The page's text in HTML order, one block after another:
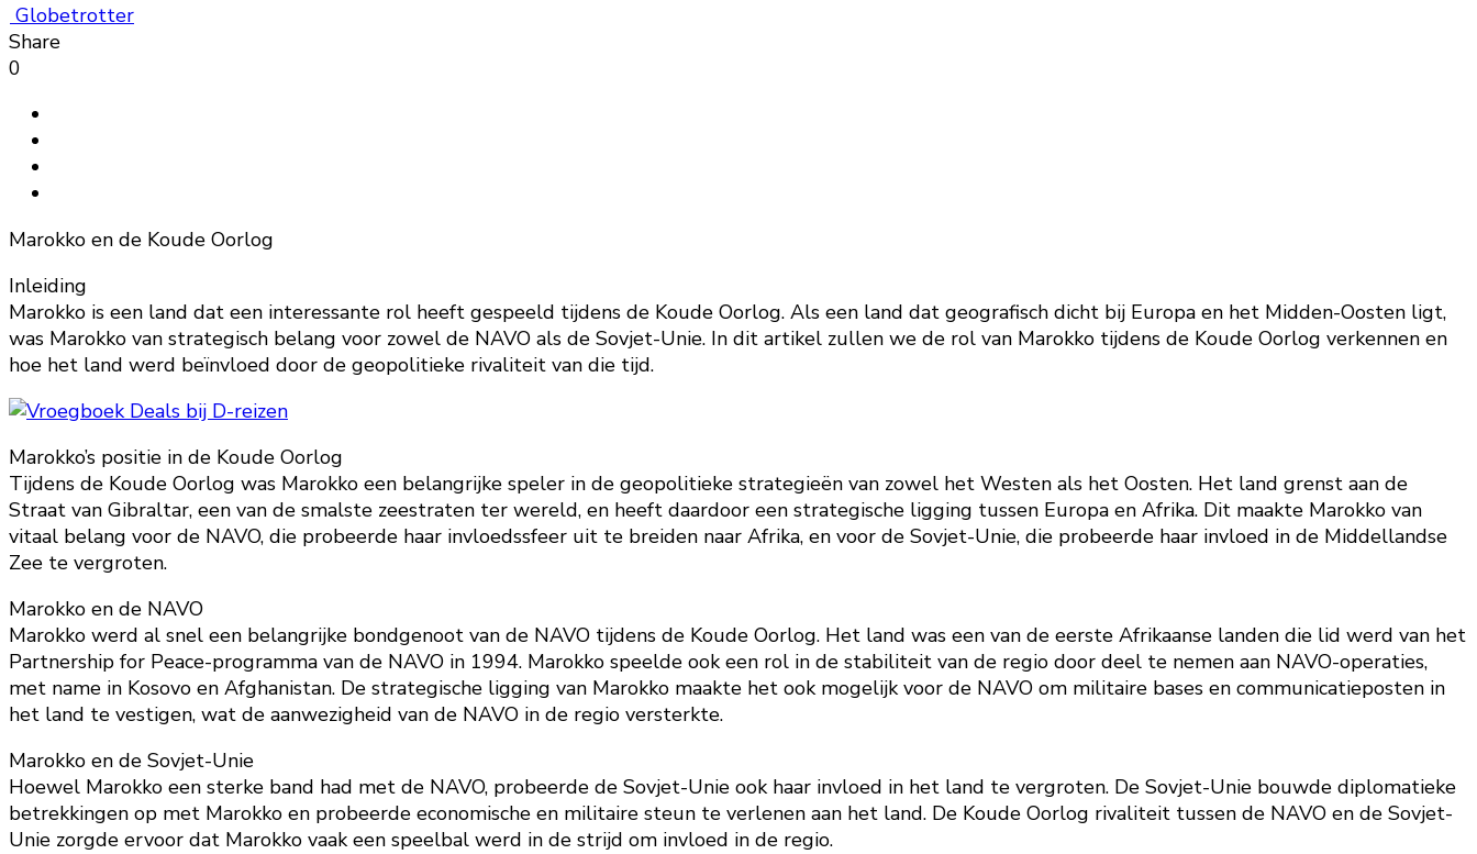
Globetrotter
Share
0
Marokko en de Koude Oorlog
Inleiding
Marokko is een land dat een interessante rol heeft gespeeld tijdens de Koude Oorlog. Als een land dat geografisch dicht bij Europa en het Midden-Oosten ligt,
was Marokko van strategisch belang voor zowel de NAVO als de Sovjet-Unie. In dit artikel zullen we de rol van Marokko tijdens de Koude Oorlog verkennen en
hoe het land werd beïnvloed door de geopolitieke rivaliteit van die tijd.
Marokko’s positie in de Koude Oorlog
Tijdens de Koude Oorlog was Marokko een belangrijke speler in de geopolitieke strategieën van zowel het Westen als het Oosten. Het land grenst aan de
Straat van Gibraltar, een van de smalste zeestraten ter wereld, en heeft daardoor een strategische ligging tussen Europa en Afrika. Dit maakte Marokko van
vitaal belang voor de NAVO, die probeerde haar invloedssfeer uit te breiden naar Afrika, en voor de Sovjet-Unie, die probeerde haar invloed in de Middellandse
Zee te vergroten.
Marokko en de NAVO
Marokko werd al snel een belangrijke bondgenoot van de NAVO tijdens de Koude Oorlog. Het land was een van de eerste Afrikaanse landen die lid werd van het
Partnership for Peace-programma van de NAVO in 1994. Marokko speelde ook een rol in de stabiliteit van de regio door deel te nemen aan NAVO-operaties,
met name in Kosovo en Afghanistan. De strategische ligging van Marokko maakte het ook mogelijk voor de NAVO om militaire bases en communicatieposten in
het land te vestigen, wat de aanwezigheid van de NAVO in de regio versterkte.
Marokko en de Sovjet-Unie
Hoewel Marokko een sterke band had met de NAVO, probeerde de Sovjet-Unie ook haar invloed in het land te vergroten. De Sovjet-Unie bouwde diplomatieke
betrekkingen op met Marokko en probeerde economische en militaire steun te verlenen aan het land. De Koude Oorlog rivaliteit tussen de NAVO en de Sovjet-
Unie zorgde ervoor dat Marokko vaak een speelbal werd in de strijd om invloed in de regio.